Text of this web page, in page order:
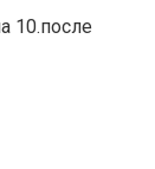
10.после